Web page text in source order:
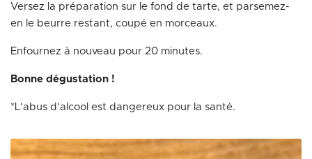
Versez la préparation sur le fond de tarte, et parsemez-
en le beurre restant, coupé en morceaux.
Enfournez à nouveau pour 20 minutes.
Bonne dégustation !
*L’abus d’alcool est dangereux pour la santé.